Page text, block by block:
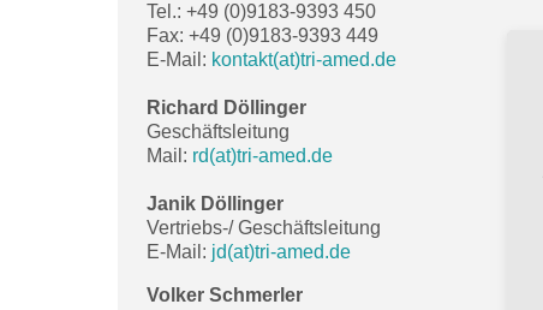
Tel.: +49 (0)9183-9393 450
Fax: +49 (0)9183-9393 449
E-Mail: kontakt(at)tri-amed.de
Richard Döllinger
Geschäftsleitung
Mail: rd(at)tri-amed.de
Janik Döllinger
Vertriebs-/ Geschäftsleitung
E-Mail: jd(at)tri-amed.de
Volker Schmerler